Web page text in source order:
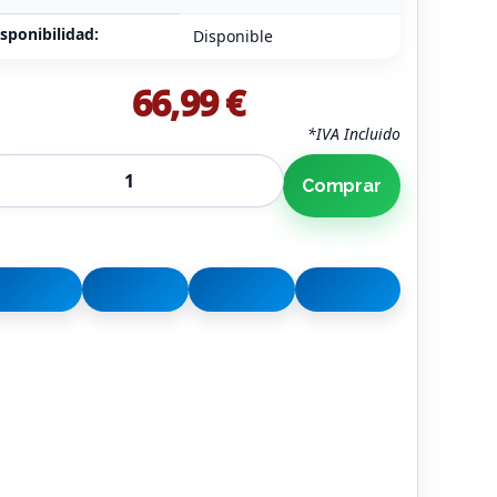
Disponible
66,99 €
*IVA Incluido
Comprar